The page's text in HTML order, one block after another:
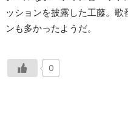
ッションを披露した工藤。
ンも多かったようだ。
0